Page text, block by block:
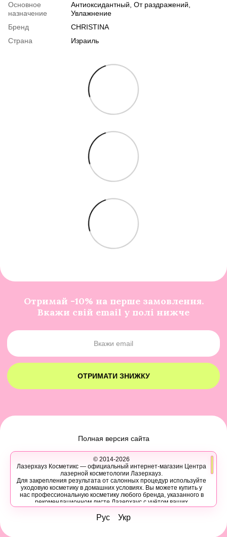
Основное
назначение
Антиоксидантный, От раздражений,
Увлажнение
Бренд
CHRISTINA
Страна
Израиль
Отримай -10% на перше замовлення.
Вкажи свій email у полі нижче
ОТРИМАТИ ЗНИЖКУ
Полная версия сайта
© 2014-2026
Лазерхауз Косметикс — официальный интернет-магазин Центра
лазерной косметологии Лазерхауз.
Для закрепления результата от салонных процедур используйте
уходовую косметику в домашних условиях. Вы можете купить у
нас профессиональную косметику любого бренда, указанного в
рекомендационном листе Лазерхаус с учётом ваших
Вы также можете записаться на консультацию в Лазер Хауз к
косметологу, дерматологу, трихологу или другому эстетическому
Рус Укр